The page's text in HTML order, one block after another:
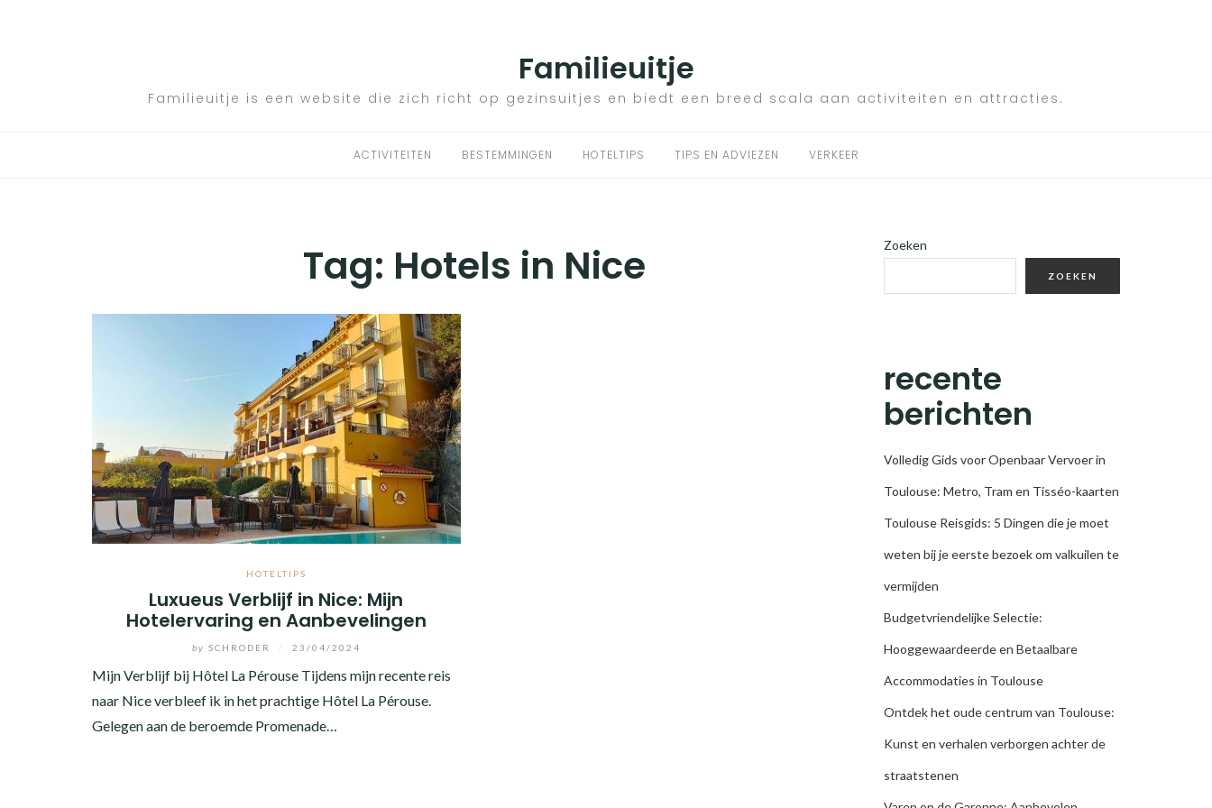
Familieuitje
Familieuitje is een website die zich richt op gezinsuitjes en biedt een breed scala aan activiteiten en attracties.
ACTIVITEITEN BESTEMMINGEN HOTELTIPS TIPS EN ADVIEZEN VERKEER
Tag: Hotels in Nice
HOTELTIPS
Luxueus Verblijf in Nice: Mijn
Hotelervaring en Aanbevelingen
by SCHRODER 23/04/2024
Mijn Verblijf bij Hôtel La Pérouse Tijdens mijn recente reis
naar Nice verbleef ik in het prachtige Hôtel La Pérouse.
Gelegen aan de beroemde Promenade…
Zoeken
ZOEKEN
recente
berichten
Volledig Gids voor Openbaar Vervoer in
Toulouse: Metro, Tram en Tisséo-kaarten
Toulouse Reisgids: 5 Dingen die je moet
weten bij je eerste bezoek om valkuilen te
vermijden
Budgetvriendelijke Selectie:
Hooggewaardeerde en Betaalbare
Accommodaties in Toulouse
Ontdek het oude centrum van Toulouse:
Kunst en verhalen verborgen achter de
straatstenen